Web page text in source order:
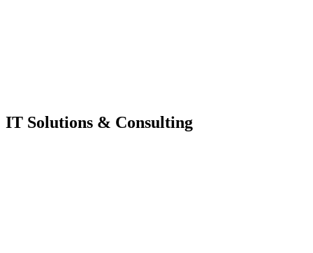
IT Solutions & Consulting